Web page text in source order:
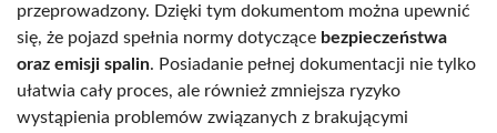
przeprowadzony. Dzięki tym dokumentom można upewnić
się, że pojazd spełnia normy dotyczące bezpieczeństwa
oraz emisji spalin. Posiadanie pełnej dokumentacji nie tylko
ułatwia cały proces, ale również zmniejsza ryzyko
wystąpienia problemów związanych z brakującymi